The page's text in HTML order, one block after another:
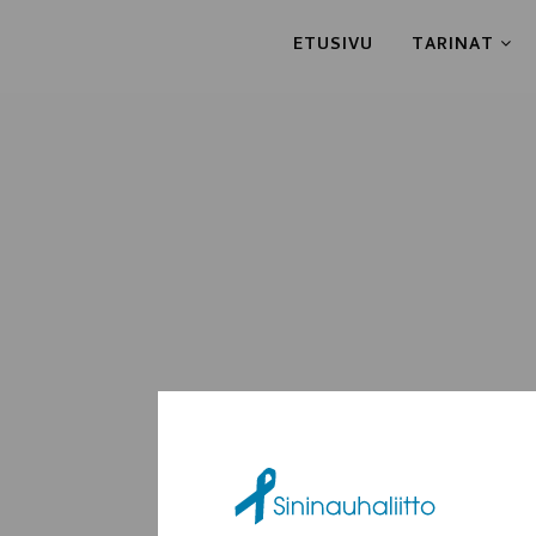
ETUSIVU TARINAT